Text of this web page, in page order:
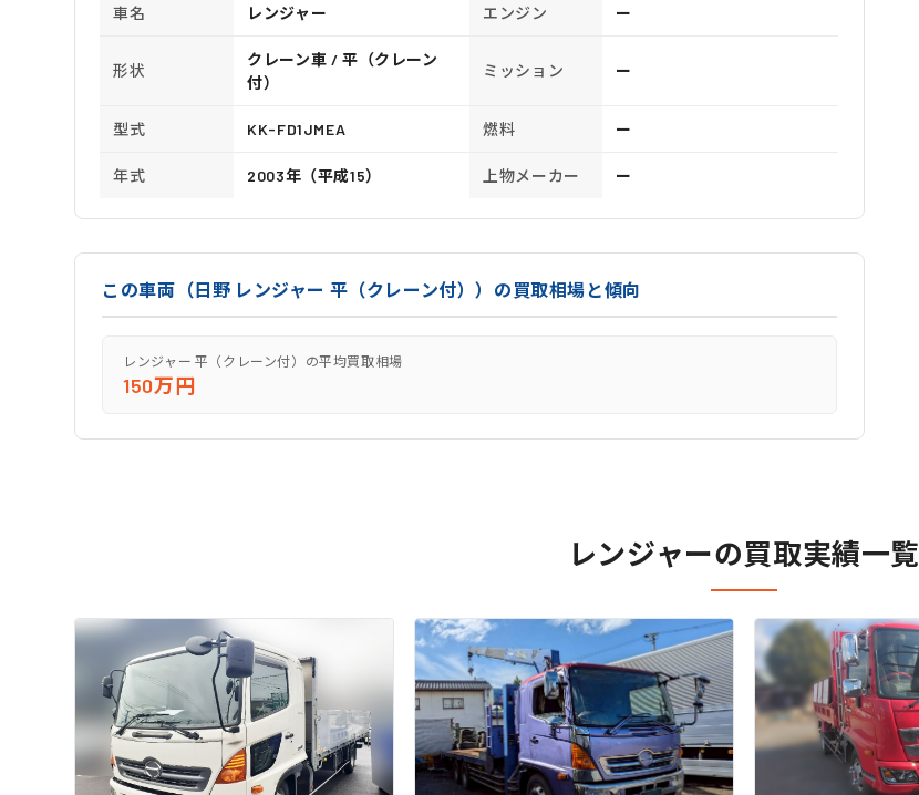
車名 レンジャー エンジン ー
形状
クレーン車 / 平（クレーン
付）
ミッション ー
型式 KK-FD1JMEA 燃料 ー
年式 2003年（平成15） 上物メーカー ー
この車両（日野 レンジャー 平（クレーン付））の買取相場と傾向
レンジャー 平（クレーン付）の平均買取相場
150万円
レンジャーの買取実績一覧